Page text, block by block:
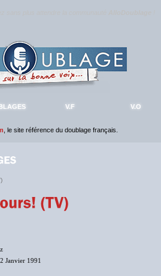
V.F V.O
, le site référence du doublage français.
Janvier 1991